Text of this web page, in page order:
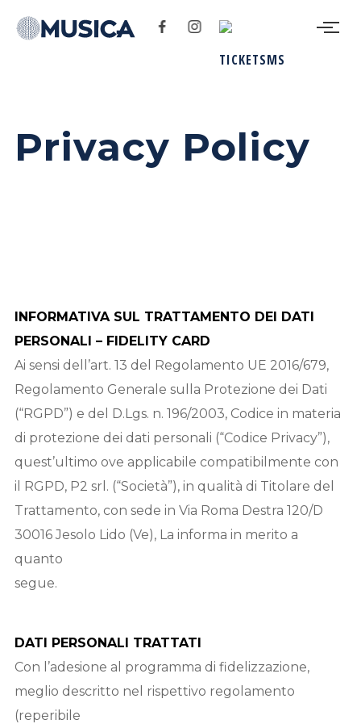
Privacy Policy
INFORMATIVA SUL TRATTAMENTO DEI DATI
PERSONALI – FIDELITY CARD
Ai sensi dell’art. 13 del Regolamento UE 2016/679,
Regolamento Generale sulla Protezione dei Dati
(“RGPD”) e del D.Lgs. n. 196/2003, Codice in materia
di protezione dei dati personali (“Codice Privacy”),
quest’ultimo ove applicabile compatibilmente con
il RGPD, P2 srl. (“Società”), in qualità di Titolare del
Trattamento, con sede in Via Roma Destra 120/D
30016 Jesolo Lido (Ve), La informa in merito a
quanto
segue.
DATI PERSONALI TRATTATI
Con l’adesione al programma di fidelizzazione,
meglio descritto nel rispettivo regolamento
(reperibile